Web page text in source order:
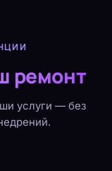
ремонт
услуги — без